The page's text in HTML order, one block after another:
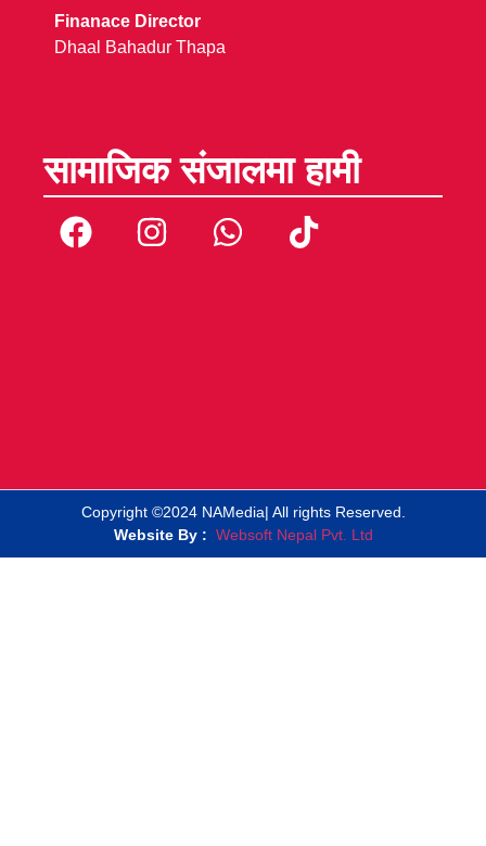
Finanace Director
Dhaal Bahadur Thapa
सामाजिक संजालमा हामी
Copyright ©2024 NAMedia| All rights Reserved.
Website By : Websoft Nepal Pvt. Ltd